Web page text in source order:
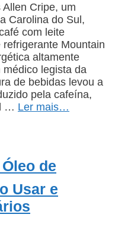
Cripe, um
Carolina do Sul,
com leite
refrigerante Mountain
altamente
legista da
de bebidas levou a
pela cafeína,
… Ler mais…
de
Usar e